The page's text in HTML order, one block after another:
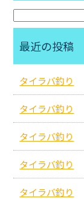
最近の投稿
タイラバ釣り
タイラバ釣り
タイラバ釣り
タイラバ釣り
タイラバ釣り